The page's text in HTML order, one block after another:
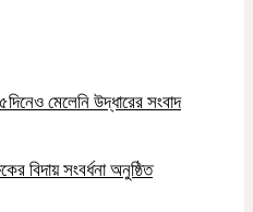
মেলেনি উদ্ধারের সংবাদ
বিদায় সংবর্ধনা অনুষ্ঠিত